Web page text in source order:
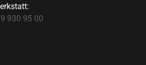
930 95 00